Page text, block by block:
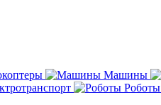
Машины
Роботы